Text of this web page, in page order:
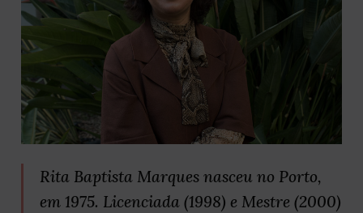
Rita Baptista Marques nasceu no Porto,
em 1975. Licenciada (1998) e Mestre (2000)